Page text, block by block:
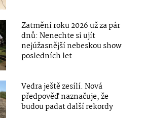
Zatmění roku 2026 už za pár
dnů: Nenechte si ujít
nejúžasnější nebeskou show
posledních let
Vedra ještě zesílí. Nová
předpověď naznačuje, že
budou padat další rekordy